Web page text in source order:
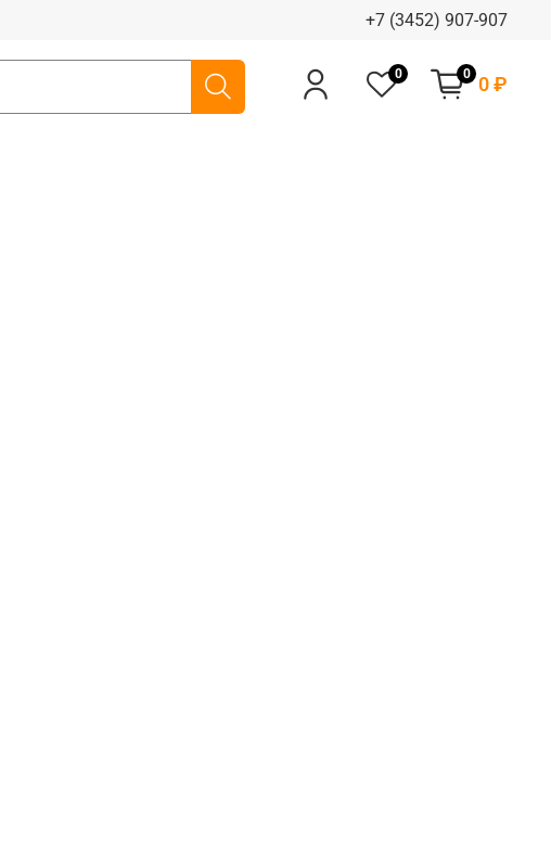
+7 (3452) 907-907
0 0 0 ₽